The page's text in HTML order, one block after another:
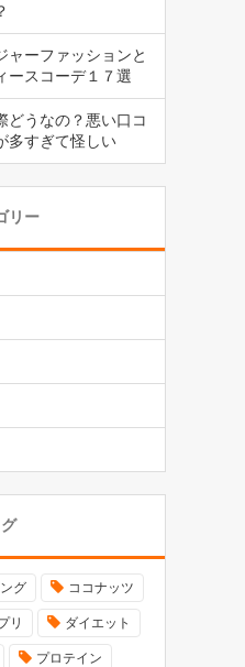
ャーファッションと
ースコーデ１７選
どうなの？悪い口コ
多すぎて怪しい
リー
グ ココナッツ
リ ダイエット
プロテイン